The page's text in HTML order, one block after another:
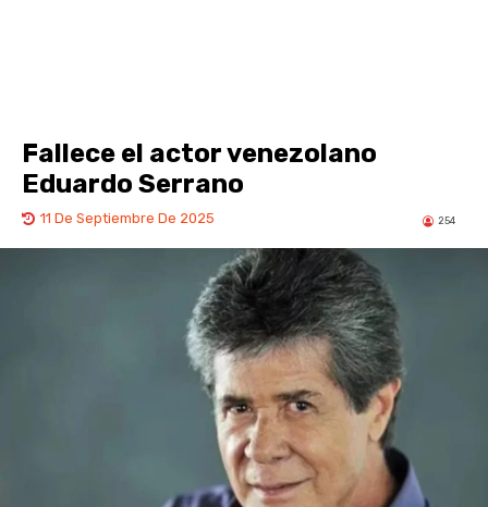
Fallece el actor venezolano
Eduardo Serrano
11 De Septiembre De 2025 254